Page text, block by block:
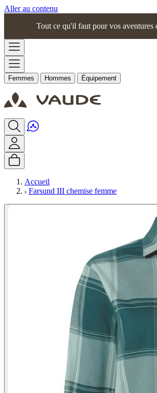
Aller au contenu
Tout ce qu'il faut pour vos aventures
Femmes Hommes Équipement
Accueil
Farsund III chemise femme